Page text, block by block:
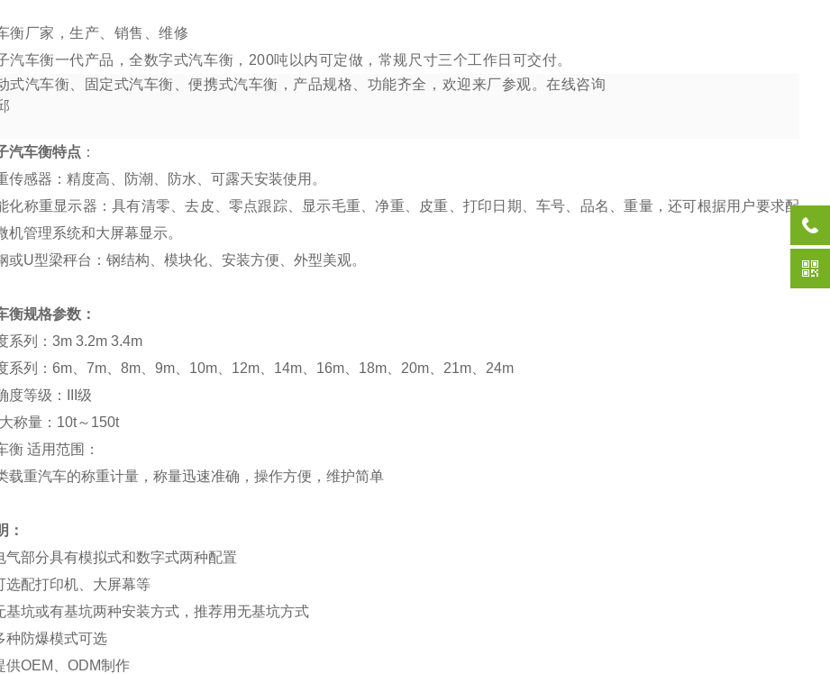
衡厂家，生产、销售、维修
汽车衡一代产品，全数字式汽车衡， 200吨以内可定做，常规尺寸三个工作日可交付。
式汽车衡、固定式汽车衡、便携式汽车衡，产品规格、功能齐全，欢迎来厂参观。在线咨询
汽车衡特点 ：
传感器：精度高、防潮、防水、可露天安装使用。
化称重显示器：具有清零、去皮、零点跟踪、显示毛重、净重、皮重、打印日期、车号、品名、重量，还可根据用户要求配
机管理系统和大屏幕显示。
或U型梁秤台：钢结构、模块化、安装方便、外型美观。
衡规格参数：
系列：3m 3.2m 3.4m
系列：6m、7m、8m、9m、10m、12m、14m、16m、18m、20m、21m、24m
度等级：III级
称量：10t～150t
衡 适用范围：
载重汽车的称重计量，称量迅速准确，操作方便，维护简单
：
气部分具有模拟式和数字式两种配置
选配打印机、大屏幕等
基坑或有基坑两种安装方式，推荐用无基坑方式
种防爆模式可选
供OEM、ODM制作